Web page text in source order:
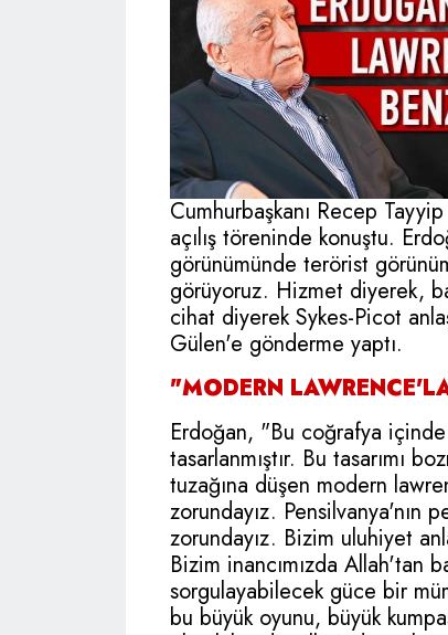
Cumhurbaşkanı Recep
açılış töreninde konuştu.
görünümünde terörist
görüyoruz. Hizmet diyerek,
cihat diyerek Sykes-Picot
Gülen'e gönderme yaptı.
"MODERN
Erdoğan, "Bu coğrafya
tasarlanmıştır. Bu tasarımı
tuzağına düşen modern
zorundayız. Pensilvanya'nın
zorundayız. Bizim uluhiyet
Bizim inancımızda Allah'tan
sorgulayabilecek güce bir
bu büyük oyunu, büyük